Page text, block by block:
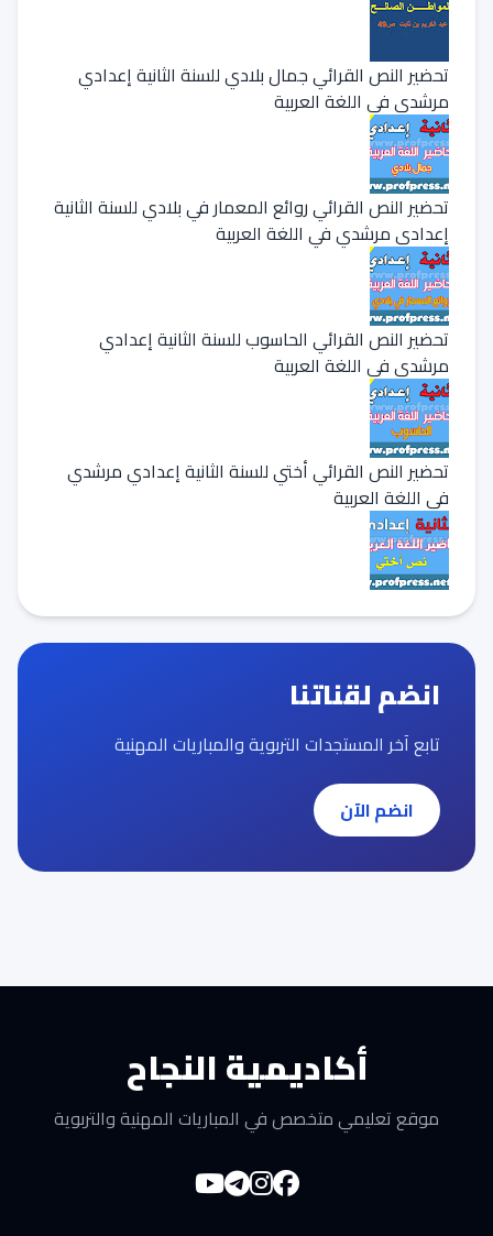
تحضير النص القرائي جمال بلادي للسنة الثانية إعدادي
مرشدي في اللغة العربية
تحضير النص القرائي روائع المعمار في بلادي للسنة الثانية
إعدادي مرشدي في اللغة العربية
تحضير النص القرائي الحاسوب للسنة الثانية إعدادي
مرشدي في اللغة العربية
تحضير النص القرائي أختي للسنة الثانية إعدادي مرشدي
في اللغة العربية
انضم لقناتنا
تابع آخر المستجدات التربوية والمباريات المهنية
انضم الآن
أكاديمية النجاح
موقع تعليمي متخصص في المباريات المهنية والتربوية